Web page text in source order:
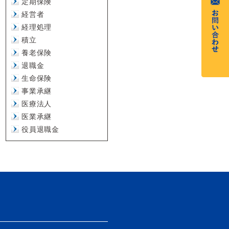
定期保険
経営者
経理処理
積立
養老保険
退職金
生命保険
事業承継
医療法人
医業承継
役員退職金